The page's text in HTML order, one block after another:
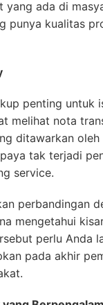
yang ada di
punya kualitas
penting untuk
melihat nota
ditawarkan
tak terjadi
service.
perbandingan
mengetahui
perlu Anda
pada akhir